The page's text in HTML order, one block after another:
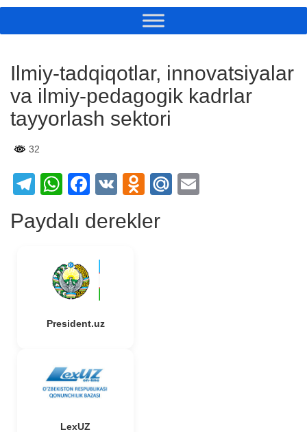
Ilmiy-tadqiqotlar, innovatsiyalar
va ilmiy-pedagogik kadrlar
tayyorlash sektori
32
Telegram
WhatsApp
Facebook
VK Odnoklassniki
Mail.Ru
Paydalı derekler
President.uz
LexUZ